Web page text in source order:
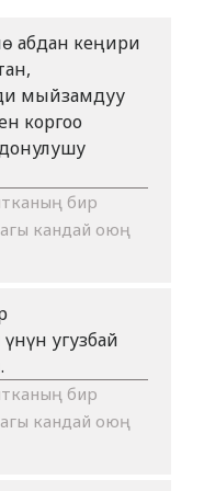
абдан кеңири
мыйзамдуу
коргоо
бир
кандай оюң
угузбай
бир
кандай оюң